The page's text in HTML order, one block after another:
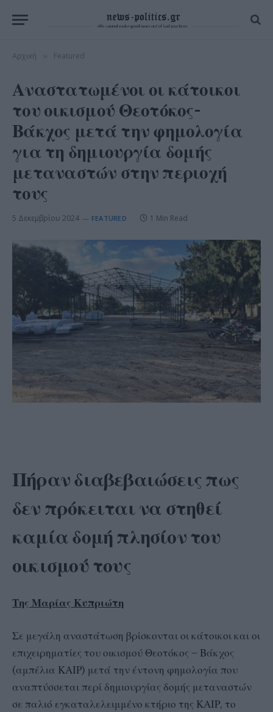
Αρχική Featured
Αναστατωμένοι οι κάτοικοι
του οικισμού Θεοτόκος-
Βάκχος μετά την φημολογία
για τη δημιουργία δομής
μεταναστών στην περιοχή
τους
5 Δεκεμβρίου 2024 FEATURED 1 Min Read
Πήραν διαβεβαιώσεις πως
δεν πρόκειται να στηθεί
καμία δομή πλησίον του
οικισμού τους
Της Μαρίας Κυπριώτη
Σε μεγάλη αναστάτωση βρίσκονται οι κάτοικοι και οι
επιχειρηματίες του οικισμού Θεοτόκος – Βάκχος
(αμπέλια ΚΑΙΡ) μετά την έντονη φημολογία που
αναπτύσσεται περί δημιουργίας δομής μεταναστών
σε παλιό εγκαταλελειμμένο κτήριο της ΚΑΙΡ, το